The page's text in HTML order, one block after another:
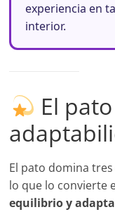
experiencia en
interior.
El
El pato domina
lo que lo convierte
equilibrio y